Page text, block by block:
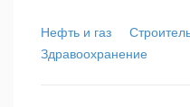
Нефть и газ
Здравоохранение